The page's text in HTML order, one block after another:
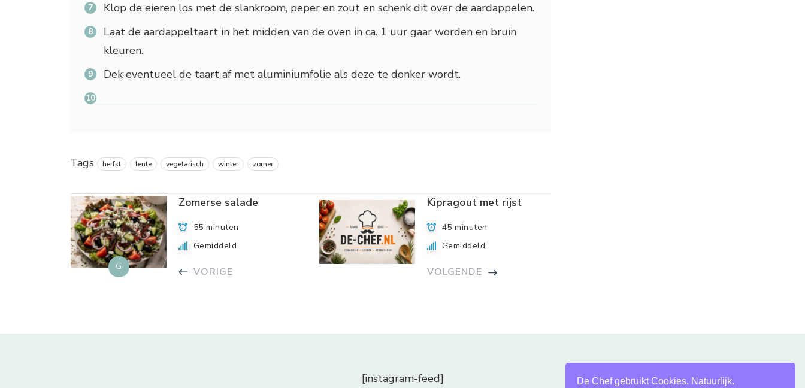
Klop de eieren los met de slankroom, peper en zout en schenk dit over de aardappelen.
Laat de aardappeltaart in het midden van de oven in ca. 1 uur gaar worden en bruin
kleuren.
Dek eventueel de taart af met aluminiumfolie als deze te donker wordt.
Tags herfst lente vegetarisch winter zomer
G
Zomerse salade
55 minuten
Gemiddeld
VORIGE
Kipragout met rijst
45 minuten
Gemiddeld
VOLGENDE
[instagram-feed] De Chef gebruikt Cookies. Natuurlijk.